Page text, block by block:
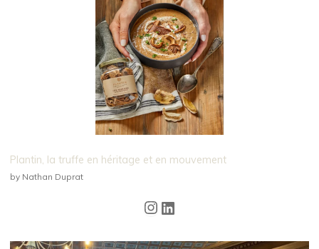
Plantin, la truffe en héritage et en mouvement
by Nathan Duprat
Instagram
LinkedIn